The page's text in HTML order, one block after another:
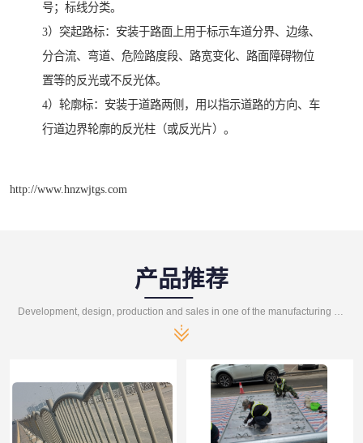
号；标线分类。
3）突起路标：安装于路面上用于标示车道分界、边缘、
分合流、弯道、危险路度段、路宽变化、路面障碍物位
置等的反光或不反光体。
4）轮廓标：安装于道路两侧，用以指示道路的方向、车
行道边界轮廓的反光柱（或反光片）。
http://www.hnzwjtgs.com
产品推荐
Development, design, production and sales in one of the manufacturing enterprises